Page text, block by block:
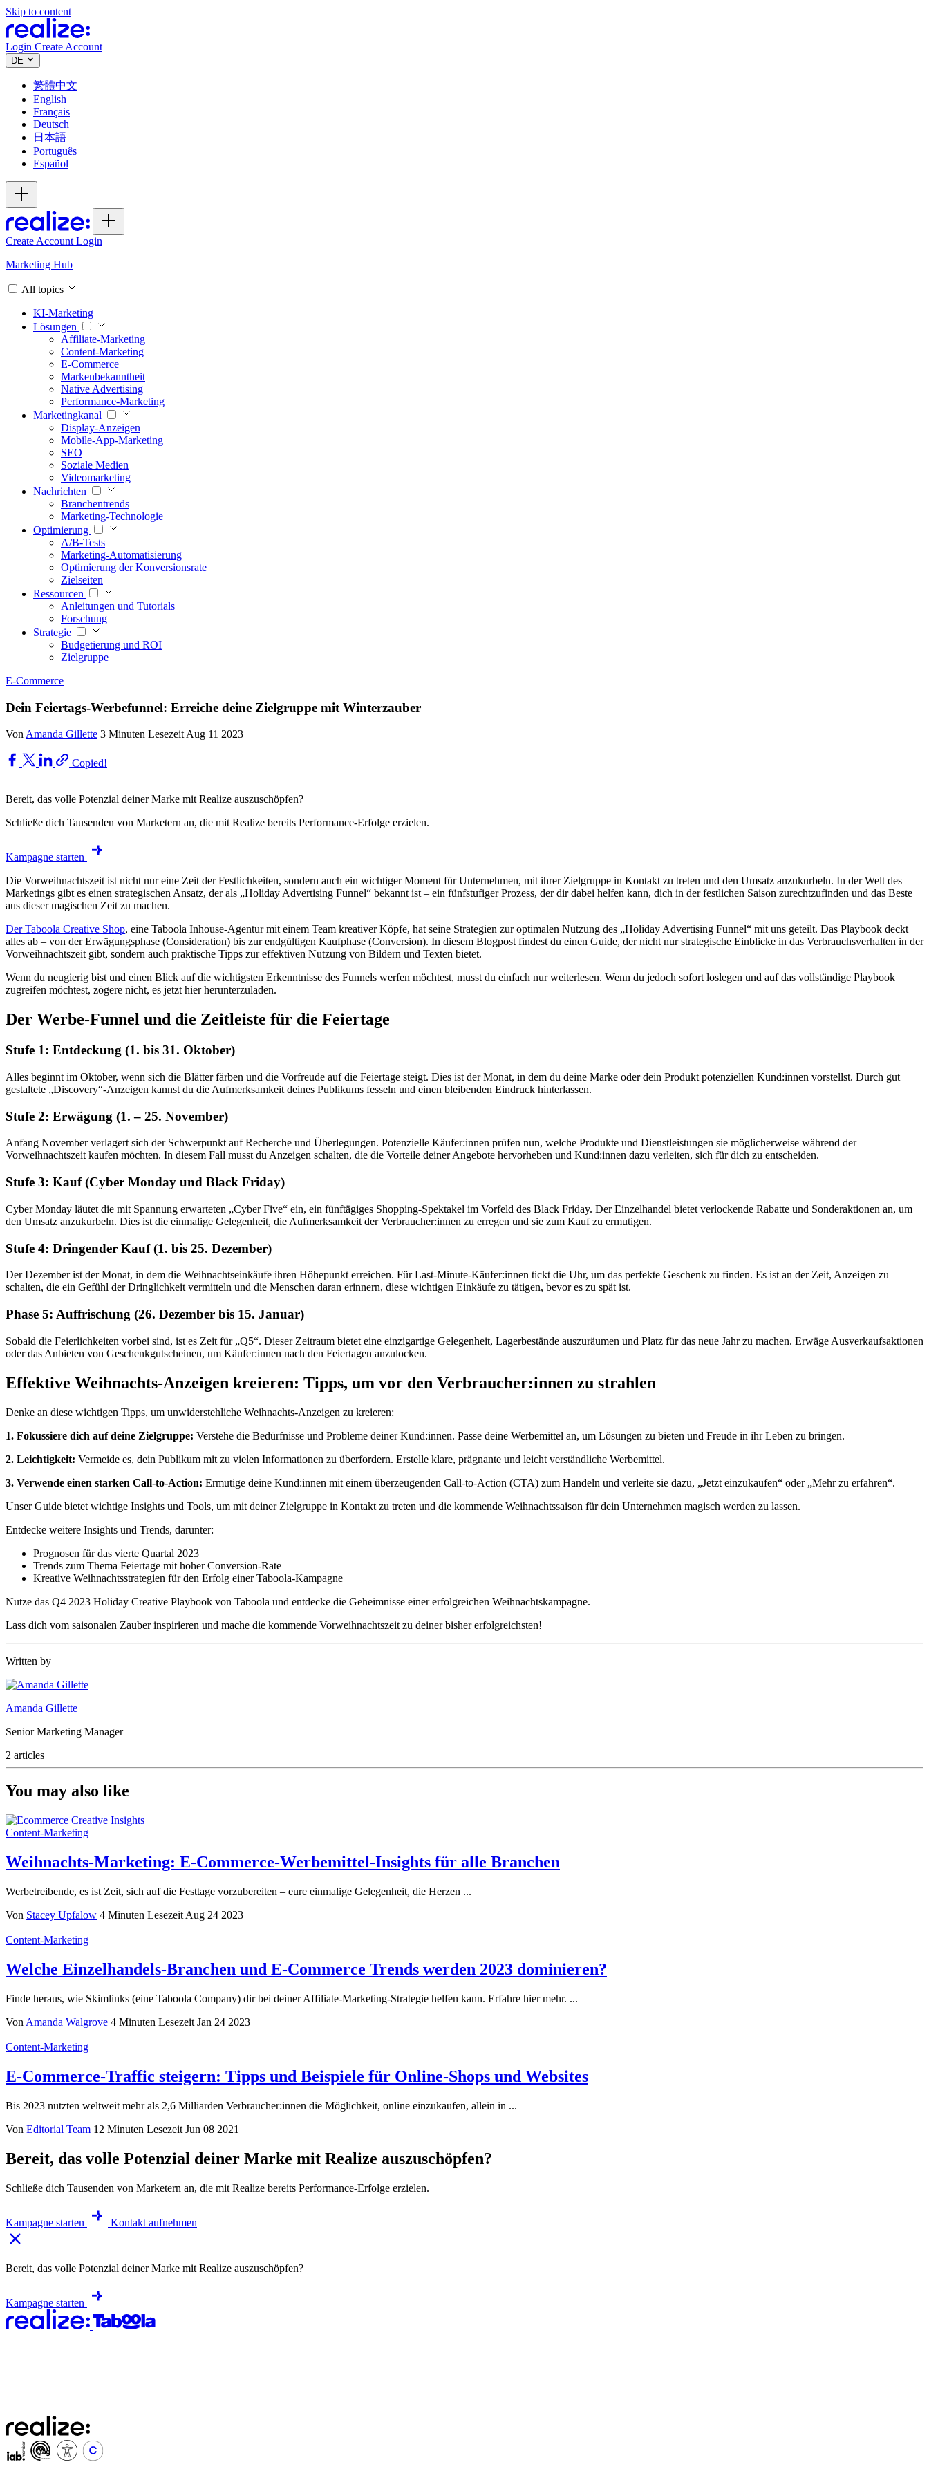
Skip to content
Login Create Account
DE
繁體中文
English
Français
Deutsch
日本語
Português
Español
Create Account Login
Marketing Hub
All topics
KI-Marketing
Lösungen
Affiliate-Marketing
Content-Marketing
E-Commerce
Markenbekanntheit
Native Advertising
Performance-Marketing
Marketingkanal
Display-Anzeigen
Mobile-App-Marketing
SEO
Soziale Medien
Videomarketing
Nachrichten
Branchentrends
Marketing-Technologie
Optimierung
A/B-Tests
Marketing-Automatisierung
Optimierung der Konversionsrate
Zielseiten
Ressourcen
Anleitungen und Tutorials
Forschung
Strategie
Budgetierung und ROI
Zielgruppe
E-Commerce
Dein Feiertags-Werbefunnel: Erreiche deine Zielgruppe mit Winterzauber
VonAmanda Gillette 3 Minuten LesezeitAug 11 2023
Copied!
Bereit, das volle Potenzial deiner Marke mit Realize auszuschöpfen?
Schließe dich Tausenden von Marketern an, die mit Realize bereits Performance-Erfolge erzielen.
Kampagne starten
Die Vorweihnachtszeit ist nicht nur eine Zeit der Festlichkeiten, sondern auch ein wichtiger Moment für Unternehmen, mit ihrer Zielgruppe in Kontakt zu treten und den Umsatz anzukurbeln. In der Welt des
Marketings gibt es einen strategischen Ansatz, der als „Holiday Advertising Funnel“ bekannt ist – ein fünfstufiger Prozess, der dir dabei helfen kann, dich in der festlichen Saison zurechtzufinden und das Beste
aus dieser magischen Zeit zu machen.
Der Taboola Creative Shop, eine Taboola Inhouse-Agentur mit einem Team kreativer Köpfe, hat seine Strategien zur optimalen Nutzung des „Holiday Advertising Funnel“ mit uns geteilt. Das Playbook deckt
alles ab – von der Erwägungsphase (Consideration) bis zur endgültigen Kaufphase (Conversion). In diesem Blogpost findest du einen Guide, der nicht nur strategische Einblicke in das Verbrauchsverhalten in der
Vorweihnachtszeit gibt, sondern auch praktische Tipps zur effektiven Nutzung von Bildern und Texten bietet.
Wenn du neugierig bist und einen Blick auf die wichtigsten Erkenntnisse des Funnels werfen möchtest, musst du einfach nur weiterlesen. Wenn du jedoch sofort loslegen und auf das vollständige Playbook
zugreifen möchtest, zögere nicht, es jetzt hier herunterzuladen.
Der Werbe-Funnel und die Zeitleiste für die Feiertage
Stufe 1: Entdeckung (1. bis 31. Oktober)
Alles beginnt im Oktober, wenn sich die Blätter färben und die Vorfreude auf die Feiertage steigt. Dies ist der Monat, in dem du deine Marke oder dein Produkt potenziellen Kund:innen vorstellst. Durch gut
gestaltete „Discovery“-Anzeigen kannst du die Aufmerksamkeit deines Publikums fesseln und einen bleibenden Eindruck hinterlassen.
Stufe 2: Erwägung (1. – 25. November)
Anfang November verlagert sich der Schwerpunkt auf Recherche und Überlegungen. Potenzielle Käufer:innen prüfen nun, welche Produkte und Dienstleistungen sie möglicherweise während der
Vorweihnachtszeit kaufen möchten. In diesem Fall musst du Anzeigen schalten, die die Vorteile deiner Angebote hervorheben und Kund:innen dazu verleiten, sich für dich zu entscheiden.
Stufe 3: Kauf (Cyber Monday und Black Friday)
Cyber Monday läutet die mit Spannung erwarteten „Cyber Five“ ein, ein fünftägiges Shopping-Spektakel im Vorfeld des Black Friday. Der Einzelhandel bietet verlockende Rabatte und Sonderaktionen an, um
den Umsatz anzukurbeln. Dies ist die einmalige Gelegenheit, die Aufmerksamkeit der Verbraucher:innen zu erregen und sie zum Kauf zu ermutigen.
Stufe 4: Dringender Kauf (1. bis 25. Dezember)
Der Dezember ist der Monat, in dem die Weihnachtseinkäufe ihren Höhepunkt erreichen. Für Last-Minute-Käufer:innen tickt die Uhr, um das perfekte Geschenk zu finden. Es ist an der Zeit, Anzeigen zu
schalten, die ein Gefühl der Dringlichkeit vermitteln und die Menschen daran erinnern, diese wichtigen Einkäufe zu tätigen, bevor es zu spät ist.
Phase 5: Auffrischung (26. Dezember bis 15. Januar)
Sobald die Feierlichkeiten vorbei sind, ist es Zeit für „Q5“. Dieser Zeitraum bietet eine einzigartige Gelegenheit, Lagerbestände auszuräumen und Platz für das neue Jahr zu machen. Erwäge Ausverkaufsaktionen
oder das Anbieten von Geschenkgutscheinen, um Käufer:innen nach den Feiertagen anzulocken.
Effektive Weihnachts-Anzeigen kreieren: Tipps, um vor den Verbraucher:innen zu strahlen
Denke an diese wichtigen Tipps, um unwiderstehliche Weihnachts-Anzeigen zu kreieren:
1. Fokussiere dich auf deine Zielgruppe: Verstehe die Bedürfnisse und Probleme deiner Kund:innen. Passe deine Werbemittel an, um Lösungen zu bieten und Freude in ihr Leben zu bringen.
2. Leichtigkeit: Vermeide es, dein Publikum mit zu vielen Informationen zu überfordern. Erstelle klare, prägnante und leicht verständliche Werbemittel.
3. Verwende einen starken Call-to-Action: Ermutige deine Kund:innen mit einem überzeugenden Call-to-Action (CTA) zum Handeln und verleite sie dazu, „Jetzt einzukaufen“ oder „Mehr zu erfahren“.
Unser Guide bietet wichtige Insights und Tools, um mit deiner Zielgruppe in Kontakt zu treten und die kommende Weihnachtssaison für dein Unternehmen magisch werden zu lassen.
Entdecke weitere Insights und Trends, darunter:
Prognosen für das vierte Quartal 2023
Trends zum Thema Feiertage mit hoher Conversion-Rate
Kreative Weihnachtsstrategien für den Erfolg einer Taboola-Kampagne
Nutze das Q4 2023 Holiday Creative Playbook von Taboola und entdecke die Geheimnisse einer erfolgreichen Weihnachtskampagne.
Lass dich vom saisonalen Zauber inspirieren und mache die kommende Vorweihnachtszeit zu deiner bisher erfolgreichsten!
Written by
Amanda Gillette
Senior Marketing Manager
2 articles
You may also like
Content-Marketing
Weihnachts-Marketing: E-Commerce-Werbemittel-Insights für alle Branchen
Werbetreibende, es ist Zeit, sich auf die Festtage vorzubereiten – eure einmalige Gelegenheit, die Herzen ...
Von Stacey Upfalow 4 Minuten Lesezeit Aug 24 2023
Content-Marketing
Welche Einzelhandels-Branchen und E-Commerce Trends werden 2023 dominieren?
Finde heraus, wie Skimlinks (eine Taboola Company) dir bei deiner Affiliate-Marketing-Strategie helfen kann. Erfahre hier mehr. ...
Von Amanda Walgrove 4 Minuten Lesezeit Jan 24 2023
Content-Marketing
E-Commerce-Traffic steigern: Tipps und Beispiele für Online-Shops und Websites
Bis 2023 nutzten weltweit mehr als 2,6 Milliarden Verbraucher:innen die Möglichkeit, online einzukaufen, allein in ...
Von Editorial Team 12 Minuten Lesezeit Jun 08 2021
Bereit, das volle Potenzial deiner Marke mit Realize auszuschöpfen?
Schließe dich Tausenden von Marketern an, die mit Realize bereits Performance-Erfolge erzielen.
Kampagne starten Kontakt aufnehmen
Bereit, das volle Potenzial deiner Marke mit Realize auszuschöpfen?
Kampagne starten